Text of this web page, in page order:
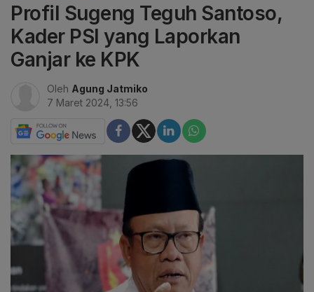
Profil Sugeng Teguh Santoso,
Kader PSI yang Laporkan
Ganjar ke KPK
Oleh Agung Jatmiko
7 Maret 2024, 13:56